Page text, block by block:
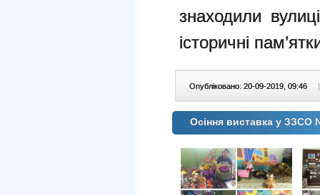
знаходили
історичні
Опубліковано: 20-09-2019, 09:46 |
Осіння виставка у ЗЗСО